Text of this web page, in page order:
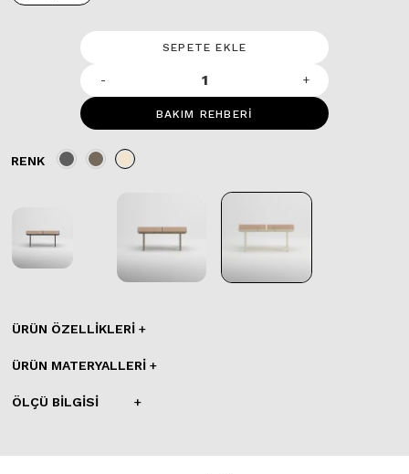
RENK
ÜRÜN ÖZELLIKLERI
ÜRÜN MATERYALLERI
ÖLÇÜ BILGISI
BAKIM REHBERİ
- +
SEPETE EKLE